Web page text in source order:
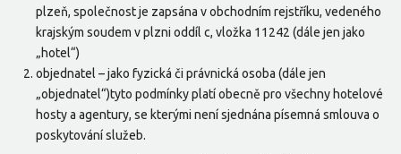
plzeň, společnost je zapsána v obchodním rejstříku, vedeného
krajským soudem v plzni oddíl c, vložka 11242 (dále jen jako
„hotel“)
objednatel – jako fyzická či právnická osoba (dále jen
„objednatel“)tyto podmínky platí obecně pro všechny hotelové
hosty a agentury, se kterými není sjednána písemná smlouva o
poskytování služeb.